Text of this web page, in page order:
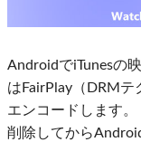
AndroidでiTunesの
はFairPlay（DRM
エンコードします
削除してから